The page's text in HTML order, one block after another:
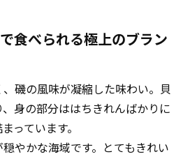
食べられる極上のブラン
磯の風味が凝縮した味わい。貝
身の部分ははちきれんばかりに
っています。
やかな海域です。とてもきれい